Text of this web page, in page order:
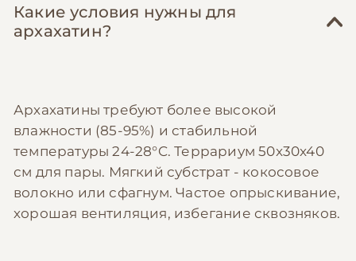
Какие условия нужны для
архахатин?
Архахатины требуют более высокой
влажности (85-95%) и стабильной
температуры 24-28°C. Террариум 50x30x40
см для пары. Мягкий субстрат - кокосовое
волокно или сфагнум. Частое опрыскивание,
хорошая вентиляция, избегание сквозняков.